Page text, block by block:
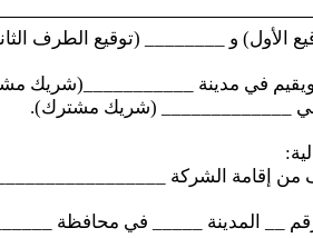
و ________ (توقيع الطرف
ويقيم في مدينة ___________(شريك
في _____________ (شريك مشترك).
من إقامة الشركة
__ المدينة _____ في محافظة ______